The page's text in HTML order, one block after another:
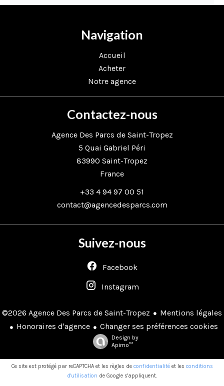
Navigation
Accueil
Acheter
Notre agence
Contactez-nous
Agence Des Parcs de Saint-Tropez
5 Quai Gabriel Péri
83990 Saint-Tropez
France
+33 4 94 97 00 51
contact@agencedesparcs.com
Suivez-nous
Facebook
Instagram
©2026 Agence Des Parcs de Saint-Tropez
Mentions légales
Honoraires d'agence
Changer ses préférences cookies
Design by
Apimo™
Ce site est protégé par reCAPTCHA et les règles de confidentialitéet les conditions
d'utilisation de Google s'appliquent.